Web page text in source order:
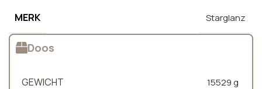
MERK Starglanz
Doos
GEWICHT 15529 g